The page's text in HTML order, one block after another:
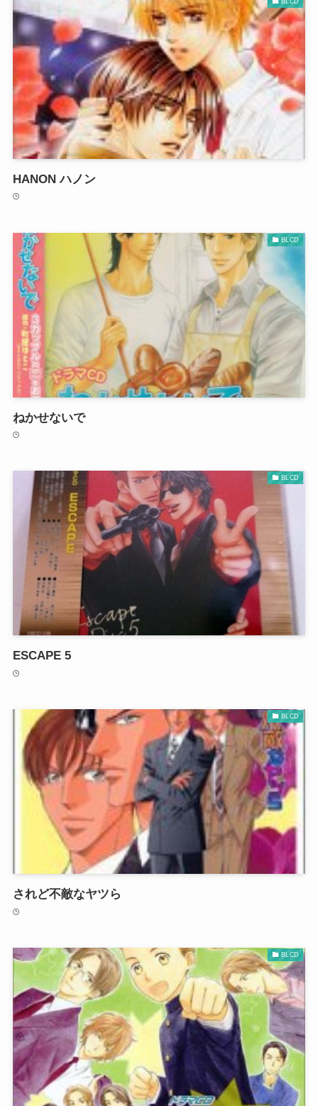
HANON ハノン
BLCD
ねかせないで
BLCD
ESCAPE 5
BLCD
されど不敵なヤツら
BLCD